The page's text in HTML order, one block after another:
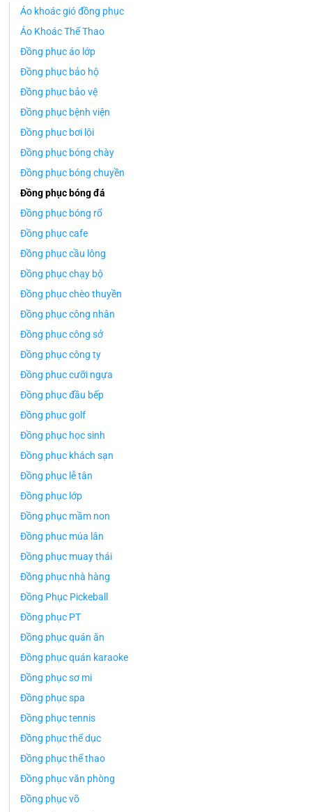
Áo khoác gió đồng phục
Áo Khoác Thể Thao
Đồng phục áo lớp
Đồng phục bảo hộ
Đồng phục bảo vệ
Đồng phục bệnh viện
Đồng phục bơi lội
Đồng phục bóng chày
Đồng phục bóng chuyền
Đồng phục bóng đá
Đồng phục bóng rổ
Đồng phục cafe
Đồng phục cầu lông
Đồng phục chạy bộ
Đồng phục chèo thuyền
Đồng phục công nhân
Đồng phục công sở
Đồng phục công ty
Đồng phục cưỡi ngựa
Đồng phục đầu bếp
Đồng phục golf
Đồng phục học sinh
Đồng phục khách sạn
Đồng phục lễ tân
Đồng phục lớp
Đồng phục mầm non
Đồng phục múa lân
Đồng phục muay thái
Đồng phục nhà hàng
Đồng Phục Pickeball
Đồng phục PT
Đồng phục quán ăn
Đồng phục quán karaoke
Đồng phục sơ mi
Đồng phục spa
Đồng phục tennis
Đồng phục thể dục
Đồng phục thể thao
Đồng phục văn phòng
Đồng phục võ